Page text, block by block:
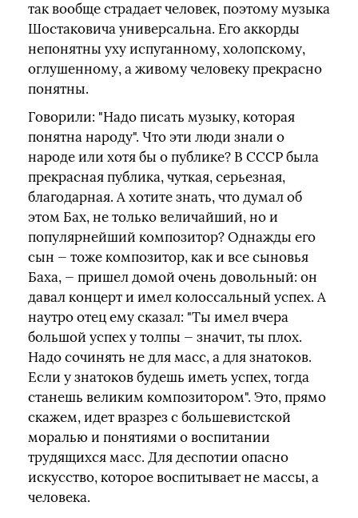
так вообще страдает человек, поэтому музыка
Шостаковича универсальна. Его аккорды
непонятны уху испуганному, холопскому,
оглушенному, а живому человеку прекрасно
понятны.
Говорили: "Надо писать музыку, которая
понятна народу". Что эти люди знали о
народе или хотя бы о публике? В СССР была
прекрасная публика, чуткая, серьезная,
благодарная. А хотите знать, что думал об
этом Бах, не только величайший, но и
популярнейший композитор? Однажды его
сын — тоже композитор, как и все сыновья
Баха, — пришел домой очень довольный: он
давал концерт и имел колоссальный успех. А
наутро отец ему сказал: "Ты имел вчера
большой успех у толпы — значит, ты плох.
Надо сочинять не для масс, а для знатоков.
Если у знатоков будешь иметь успех, тогда
станешь великим композитором". Это, прямо
скажем, идет вразрез с большевистской
моралью и понятиями о воспитании
трудящихся масс. Для деспотии опасно
искусство, которое воспитывает не массы, а
человека.